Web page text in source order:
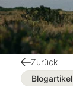
Zurück
Blogartikel